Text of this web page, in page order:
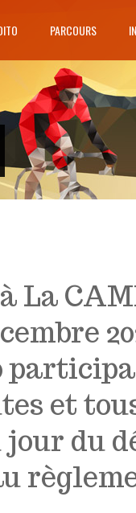
PARCOURS
La
et
jour du